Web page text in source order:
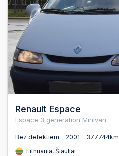
Renault Espace
Espace 3 generation Minivan
Bez defektiem 2001 377744km
Lithuania, Šiauliai